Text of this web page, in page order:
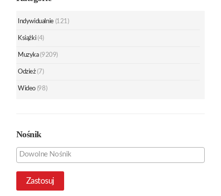
Indywidualnie (121)
Książki (4)
Muzyka (9209)
Odzież (7)
Wideo (98)
Nośnik
Zastosuj